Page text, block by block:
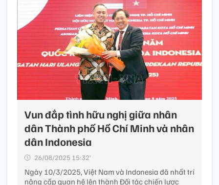
Vun đắp tình hữu nghị giữa nhân
dân Thành phố Hồ Chí Minh và nhân
dân Indonesia
26/08/2025 15:32’
Ngày 10/3/2025, Việt Nam và Indonesia đã nhất trí
nâng cấp quan hệ lên thành Đối tác chiến lược